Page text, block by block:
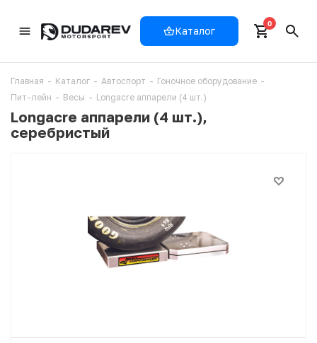
Каталог
0
Главная - Каталог - Автоспорт - Гоночное оборудование -
Пит-лейн - Весы - Longacre аппарели (4 шт.)
Longacre аппарели (4 шт.),
серебристый